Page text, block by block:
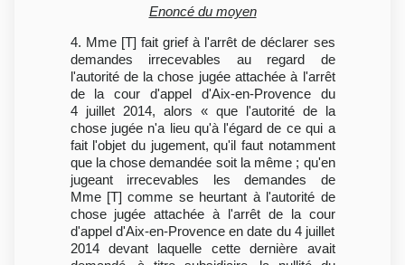
Enoncé du moyen
4. Mme [T] fait grief à l'arrêt de déclarer ses
demandes irrecevables au regard de
l'autorité de la chose jugée attachée à l'arrêt
de la cour d'appel d'Aix-en-Provence du
4 juillet 2014, alors « que l'autorité de la
chose jugée n'a lieu qu'à l'égard de ce qui a
fait l'objet du jugement, qu'il faut notamment
que la chose demandée soit la même ; qu'en
jugeant irrecevables les demandes de
Mme [T] comme se heurtant à l'autorité de
chose jugée attachée à l'arrêt de la cour
d'appel d'Aix-en-Provence en date du 4 juillet
2014 devant laquelle cette dernière avait